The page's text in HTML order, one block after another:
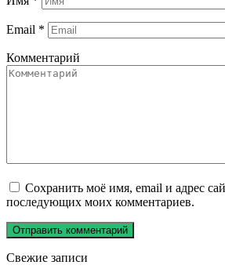
Email *
Комментарий
Сохранить моё имя, email и адрес
последующих моих комментариев.
Свежие записи